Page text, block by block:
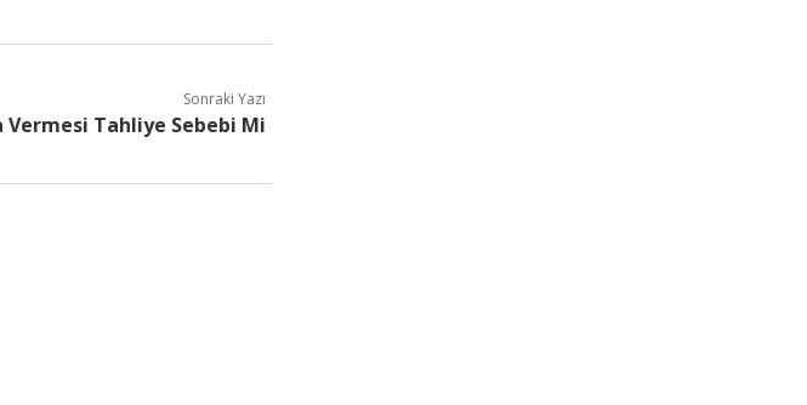
Sonraki Yazı
Vermesi Tahliye Sebebi Mi